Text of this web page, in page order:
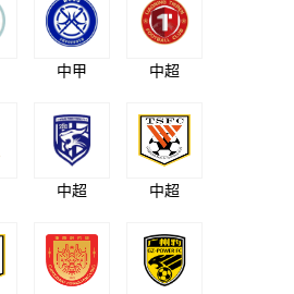
中甲 中超
中超 中超